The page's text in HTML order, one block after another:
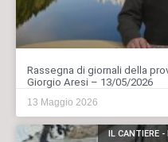
Rassegna di giornali della
Giorgio Aresi – 13/05/2026
13 Maggio 2026
IL CANTIERE